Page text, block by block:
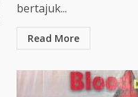
bertajuk...
Read More